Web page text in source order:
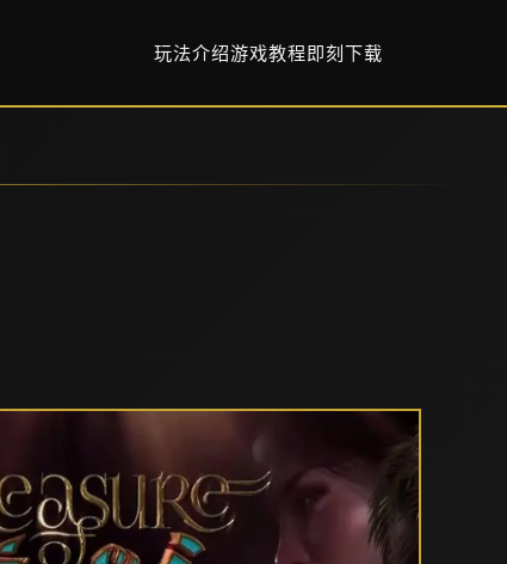
玩法介绍游戏教程即刻下载